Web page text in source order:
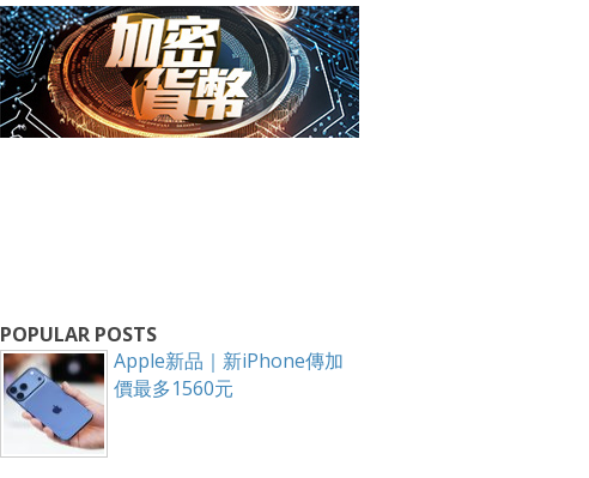
POPULAR POSTS
Apple新品｜新iPhone傳加
價最多1560元